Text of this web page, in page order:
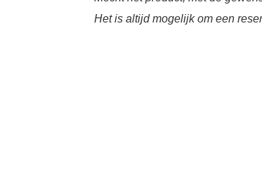
Het is altijd mogelijk om een